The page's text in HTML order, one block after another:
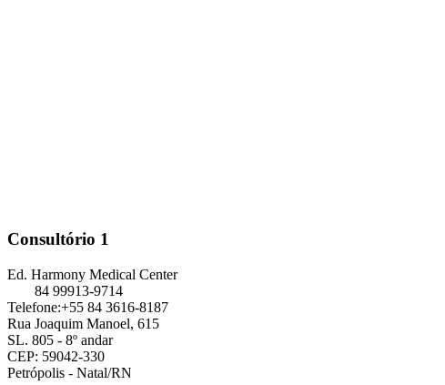
Consultório 1
Ed. Harmony Medical Center
84 99913-9714
Telefone:+55 84 3616-8187
Rua Joaquim Manoel, 615
SL. 805 - 8º andar
CEP: 59042-330
Petrópolis - Natal/RN